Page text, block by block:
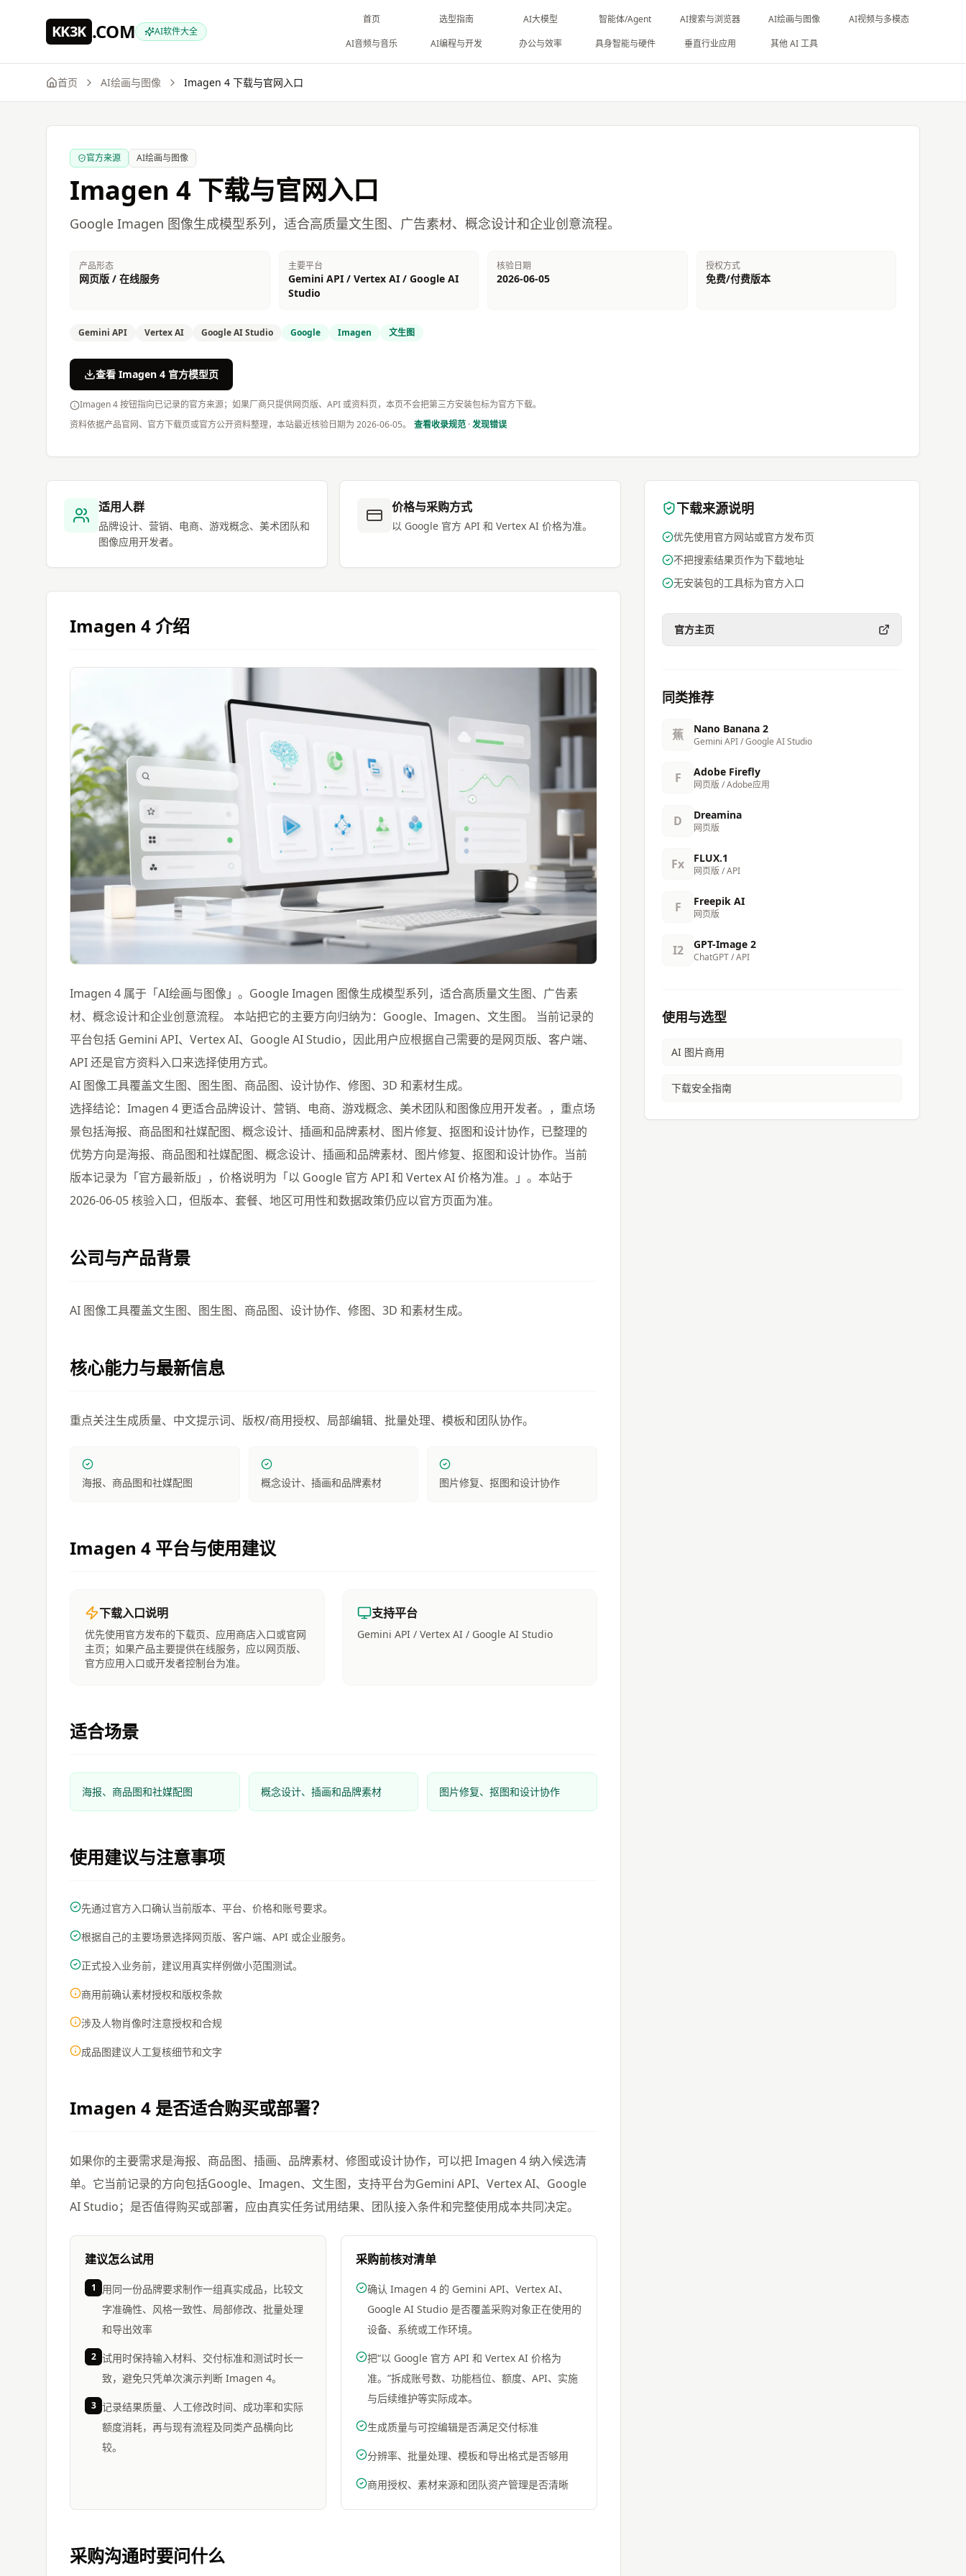
KK3K .COM AI软件大全
首页 选型指南 AI大模型 智能体/Agent AI搜索与浏览器 AI绘画与图像
AI视频与多模态
AI音频与音乐
AI编程与开发 办公与效率 具身智能与硬件 垂直行业应用 其他 AI 工具
首页 AI绘画与图像 Imagen 4 下载与官网入口
官方来源 AI绘画与图像
Imagen 4 下载与官网入口
Google Imagen 图像生成模型系列，适合高质量文生图、广告素材、概念设计和企业创意流程。
产品形态
网页版 / 在线服务
主要平台
Gemini API / Vertex AI / Google AI
Studio
核验日期
2026-06-05
授权方式
免费/付费版本
Gemini API Vertex AI Google AI Studio Google Imagen 文生图
查看 Imagen 4 官方模型页
Imagen 4 按钮指向已记录的官方来源；如果厂商只提供网页版、API 或资料页，本页不会把第三方安装包标为官方下载。
资料依据产品官网、官方下载页或官方公开资料整理，本站最近核验日期为 2026-06-05。 查看收录规范 ·发现错误
适用人群
品牌设计、营销、电商、游戏概念、美术团队和
图像应用开发者。
价格与采购方式
以 Google 官方 API 和 Vertex AI 价格为准。
Imagen 4介绍
Imagen 4 属于「AI绘画与图像」。Google Imagen 图像生成模型系列，适合高质量文生图、广告素
材、概念设计和企业创意流程。 本站把它的主要方向归纳为：Google、Imagen、文生图。 当前记录的
平台包括 Gemini API、Vertex AI、Google AI Studio，因此用户应根据自己需要的是网页版、客户端、
API 还是官方资料入口来选择使用方式。
AI 图像工具覆盖文生图、图生图、商品图、设计协作、修图、3D 和素材生成。
选择结论：Imagen 4 更适合品牌设计、营销、电商、游戏概念、美术团队和图像应用开发者。，重点场
景包括海报、商品图和社媒配图、概念设计、插画和品牌素材、图片修复、抠图和设计协作，已整理的
优势方向是海报、商品图和社媒配图、概念设计、插画和品牌素材、图片修复、抠图和设计协作。当前
版本记录为「官方最新版」，价格说明为「以 Google 官方 API 和 Vertex AI 价格为准。」。本站于
2026-06-05 核验入口，但版本、套餐、地区可用性和数据政策仍应以官方页面为准。
公司与产品背景
AI 图像工具覆盖文生图、图生图、商品图、设计协作、修图、3D 和素材生成。
核心能力与最新信息
重点关注生成质量、中文提示词、版权/商用授权、局部编辑、批量处理、模板和团队协作。
海报、商品图和社媒配图 概念设计、插画和品牌素材 图片修复、抠图和设计协作
Imagen 4 平台与使用建议
下载入口说明
优先使用官方发布的下载页、应用商店入口或官网
主页；如果产品主要提供在线服务，应以网页版、
官方应用入口或开发者控制台为准。
支持平台
Gemini API / Vertex AI / Google AI Studio
适合场景
海报、商品图和社媒配图 概念设计、插画和品牌素材 图片修复、抠图和设计协作
使用建议与注意事项
先通过官方入口确认当前版本、平台、价格和账号要求。
根据自己的主要场景选择网页版、客户端、API 或企业服务。
正式投入业务前，建议用真实样例做小范围测试。
商用前确认素材授权和版权条款
涉及人物肖像时注意授权和合规
成品图建议人工复核细节和文字
Imagen 4 是否适合购买或部署？
如果你的主要需求是海报、商品图、插画、品牌素材、修图或设计协作，可以把 Imagen 4 纳入候选清
单。它当前记录的方向包括Google、Imagen、文生图，支持平台为Gemini API、Vertex AI、Google
AI Studio；是否值得购买或部署，应由真实任务试用结果、团队接入条件和完整使用成本共同决定。
建议怎么试用
1
用同一份品牌要求制作一组真实成品，比较文
字准确性、风格一致性、局部修改、批量处理
和导出效率
2 试用时保持输入材料、交付标准和测试时长一
致，避免只凭单次演示判断 Imagen 4。
3 记录结果质量、人工修改时间、成功率和实际
额度消耗，再与现有流程及同类产品横向比
较。
采购前核对清单
确认 Imagen 4 的 Gemini API、Vertex AI、
Google AI Studio 是否覆盖采购对象正在使用的
设备、系统或工作环境。
把“以 Google 官方 API 和 Vertex AI 价格为
准。”拆成账号数、功能档位、额度、API、实施
与后续维护等实际成本。
生成质量与可控编辑是否满足交付标准
分辨率、批量处理、模板和导出格式是否够用
商用授权、素材来源和团队资产管理是否清晰
采购沟通时要问什么
下载来源说明
优先使用官方网站或官方发布页
不把搜索结果页作为下载地址
无安装包的工具标为官方入口
官方主页
同类推荐
蕉 Nano Banana 2
Gemini API / Google AI Studio
F Adobe Firefly
网页版 / Adobe应用
D Dreamina
网页版
Fx FLUX.1
网页版 / API
F Freepik AI
网页版
I2 GPT-Image 2
ChatGPT / API
使用与选型
AI 图片商用
下载安全指南